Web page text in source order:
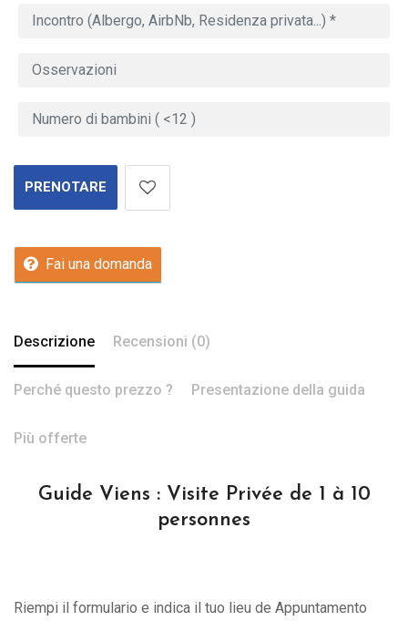
PRENOTARE
Fai una domanda
Descrizione Recensioni (0)
Perché questo prezzo ? Presentazione della guida
Più offerte
Guide Viens : Visite Privée de 1 à 10
personnes
Riempi il formulario e indica il tuo lieu de Appuntamento